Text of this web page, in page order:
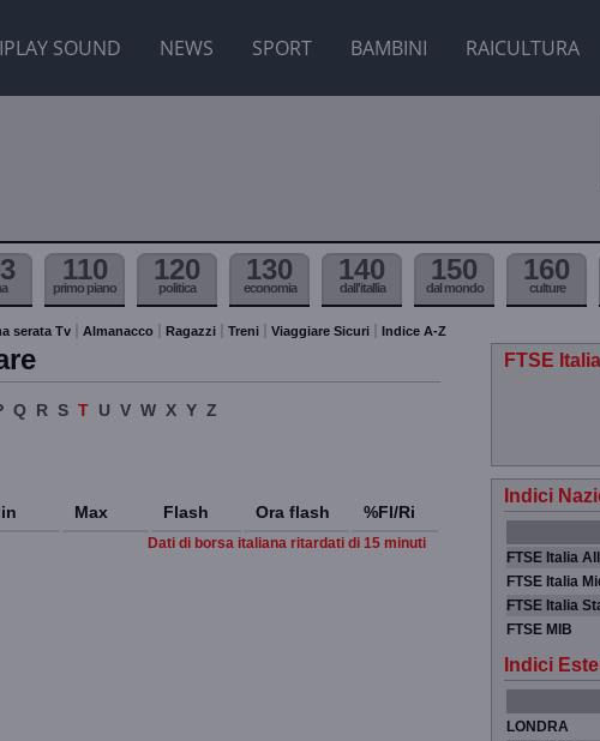
SOUND NEWS SPORT BAMBINI RAICULTURA
110
primo piano
120
politica
130
economia
140
dall'itallia
150
dal mondo
160
culture
serata Tv Almanacco Ragazzi Treni Viaggiare Sicuri Indice A-Z
Q R S T U V W X Y Z
Max Flash Ora flash %Fl/Ri
Dati di borsa italiana ritardati di 15 minuti
FTSE
Indici
FTSE Italia
FTSE Italia
FTSE Italia
FTSE MIB
Indici
LONDRA